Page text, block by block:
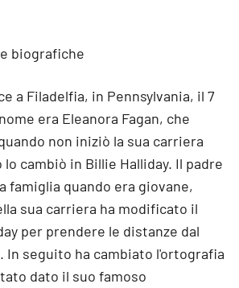
biografiche
a Filadelfia, in Pennsylvania, il 7
era Eleanora Fagan, che
non iniziò la sua carriera
cambiò in Billie Halliday. Il padre
famiglia quando era giovane,
sua carriera ha modificato il
per prendere le distanze dal
In seguito ha cambiato l'ortografia
dato il suo famoso